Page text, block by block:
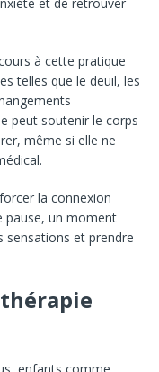
à cette pratique
telles que le deuil, les
peut soutenir le corps
même si elle ne
la connexion
pause, un moment
sensations et prendre
thérapie